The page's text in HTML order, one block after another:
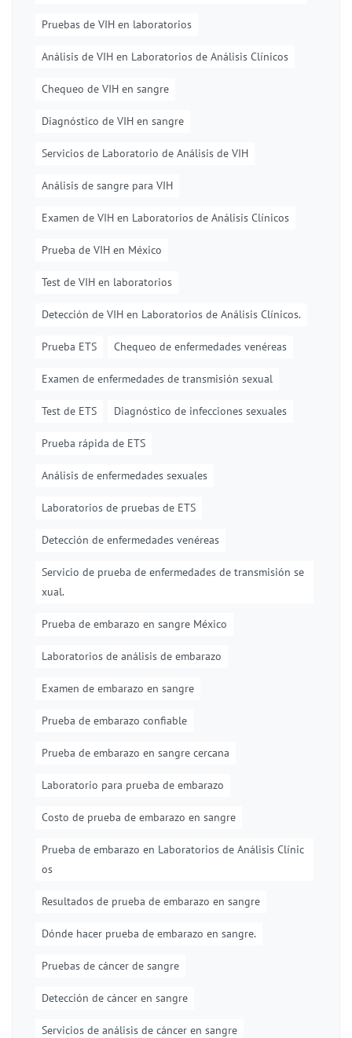
Pruebas de VIH en laboratorios
Análisis de VIH en Laboratorios de Análisis Clínicos
Chequeo de VIH en sangre
Diagnóstico de VIH en sangre
Servicios de Laboratorio de Análisis de VIH
Análisis de sangre para VIH
Examen de VIH en Laboratorios de Análisis Clínicos
Prueba de VIH en México
Test de VIH en laboratorios
Detección de VIH en Laboratorios de Análisis Clínicos.
Prueba ETS Chequeo de enfermedades venéreas
Examen de enfermedades de transmisión sexual
Test de ETS Diagnóstico de infecciones sexuales
Prueba rápida de ETS
Análisis de enfermedades sexuales
Laboratorios de pruebas de ETS
Detección de enfermedades venéreas
Servicio de prueba de enfermedades de transmisión se
xual.
Prueba de embarazo en sangre México
Laboratorios de análisis de embarazo
Examen de embarazo en sangre
Prueba de embarazo confiable
Prueba de embarazo en sangre cercana
Laboratorio para prueba de embarazo
Costo de prueba de embarazo en sangre
Prueba de embarazo en Laboratorios de Análisis Clínic
os
Resultados de prueba de embarazo en sangre
Dónde hacer prueba de embarazo en sangre.
Pruebas de cáncer de sangre
Detección de cáncer en sangre
Servicios de análisis de cáncer en sangre